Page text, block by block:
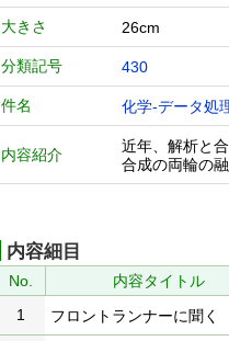
大きさ 26cm
分類記号 430
件名 化学-データ処
内容紹介
近年、解析と
合成の両輪の
内容細目
No. 内容タイトル
1
フロントランナーに聞く